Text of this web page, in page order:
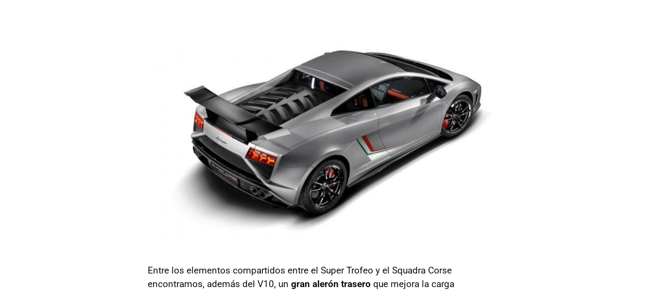
Entre los elementos compartidos entre el Super Trofeo y el Squadra Corse
encontramos, además del V10, un gran alerón trasero que mejora la carga